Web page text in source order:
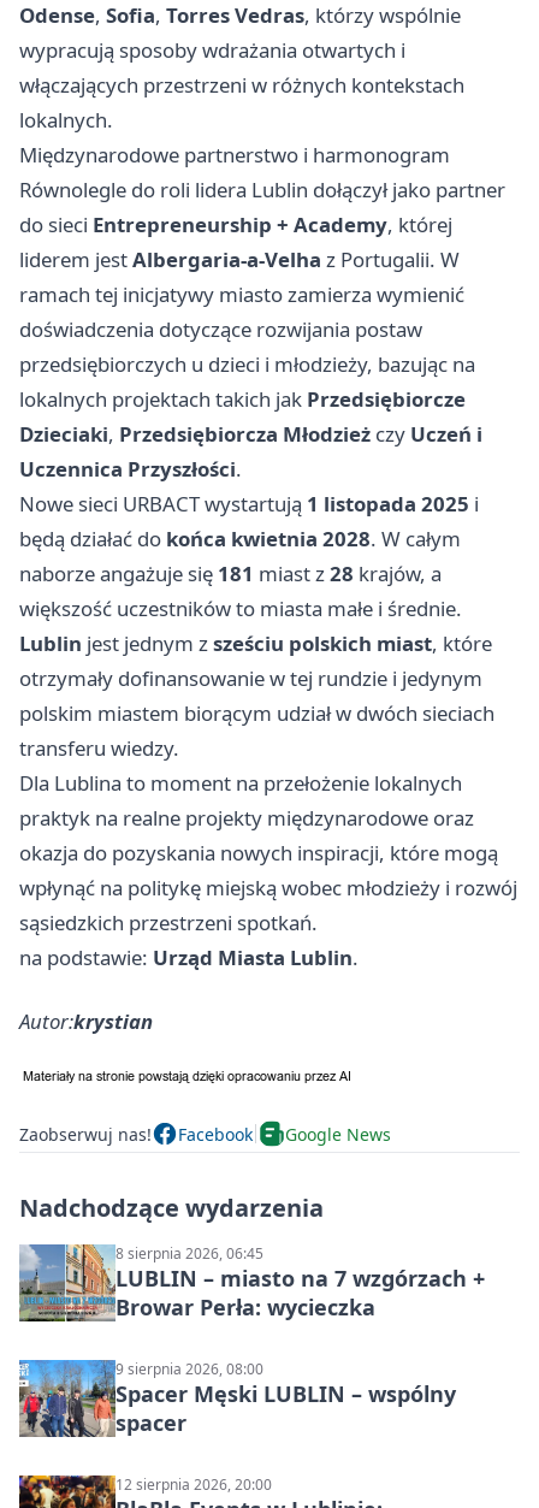
Odense, Sofia, Torres Vedras, którzy wspólnie
wypracują sposoby wdrażania otwartych i
włączających przestrzeni w różnych kontekstach
lokalnych.
Międzynarodowe partnerstwo i harmonogram
Równolegle do roli lidera Lublin dołączył jako partner
do sieci Entrepreneurship + Academy, której
liderem jestAlbergaria-a-Velha z Portugalii. W
ramach tej inicjatywy miasto zamierza wymienić
doświadczenia dotyczące rozwijania postaw
przedsiębiorczych u dzieci i młodzieży, bazując na
lokalnych projektach takich jak Przedsiębiorcze
Dzieciaki, Przedsiębiorcza Młodzież czy Uczeń i
Uczennica Przyszłości.
Nowe sieci URBACT wystartują 1 listopada 2025 i
będą działać do końca kwietnia 2028. W całym
naborze angażuje się 181 miast z28 krajów, a
większość uczestników to miasta małe i średnie.
Lublin jest jednym zsześciu polskich miast, które
otrzymały dofinansowanie w tej rundzie i jedynym
polskim miastem biorącym udział w dwóch sieciach
transferu wiedzy.
Dla Lublina to moment na przełożenie lokalnych
praktyk na realne projekty międzynarodowe oraz
okazja do pozyskania nowych inspiracji, które mogą
wpłynąć na politykę miejską wobec młodzieży i rozwój
sąsiedzkich przestrzeni spotkań.
na podstawie: Urząd Miasta Lublin.
Autor:krystian
Zaobserwuj nas! Facebook Google News
Nadchodzące wydarzenia
8 sierpnia 2026, 06:45
LUBLIN – miasto na 7 wzgórzach +
Browar Perła: wycieczka
9 sierpnia 2026, 08:00
Spacer Męski LUBLIN – wspólny
spacer
12 sierpnia 2026, 20:00